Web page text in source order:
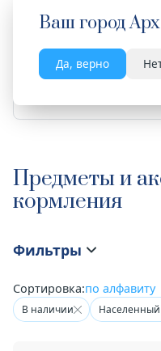
Ваш город
Да, верно
Весь сайт
Предметы и
кормления
Фильтры
Сортировка:по алфавиту
В наличии Населенный